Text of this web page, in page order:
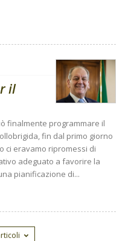
il
finalmente programmare il
fin dal primo giorno
ci eravamo ripromessi di
adeguato a favorire la
pianificazione di...